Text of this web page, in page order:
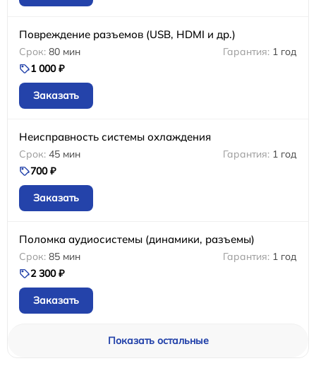
Повреждение разъемов (USB, HDMI и др.)
80 мин
1 год
1 000 ₽
Заказать
Неисправность системы охлаждения
45 мин
1 год
700 ₽
Заказать
Поломка аудиосистемы (динамики, разъемы)
85 мин
1 год
2 300 ₽
Заказать
Показать остальные